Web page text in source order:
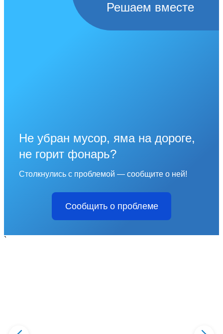
Решаем вместе
Не убран мусор, яма на дороге,
не горит фонарь?
Столкнулись с проблемой — сообщите о ней!
Сообщить о проблеме
`